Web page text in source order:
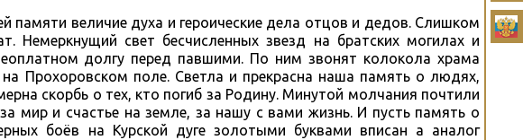
памяти величие духа и героические дела отцов и дедов. Слишком
Немеркнущий свет бесчисленных звезд на братских могилах и
долгу перед павшими. По ним звонят колокола храма
Прохоровском поле. Светла и прекрасна наша память о людях,
скорбь о тех, кто погиб за Родину. Минутой молчания почтили
мир и счастье на земле, за нашу с вами жизнь. И пусть память о
боёв на Курской дуге золотыми буквами вписан а аналог